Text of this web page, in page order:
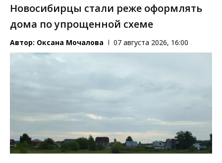
Новосибирцы стали реже оформлять
дома по упрощенной схеме
Автор: Оксана Мочалова 07 августа 2026, 16:00